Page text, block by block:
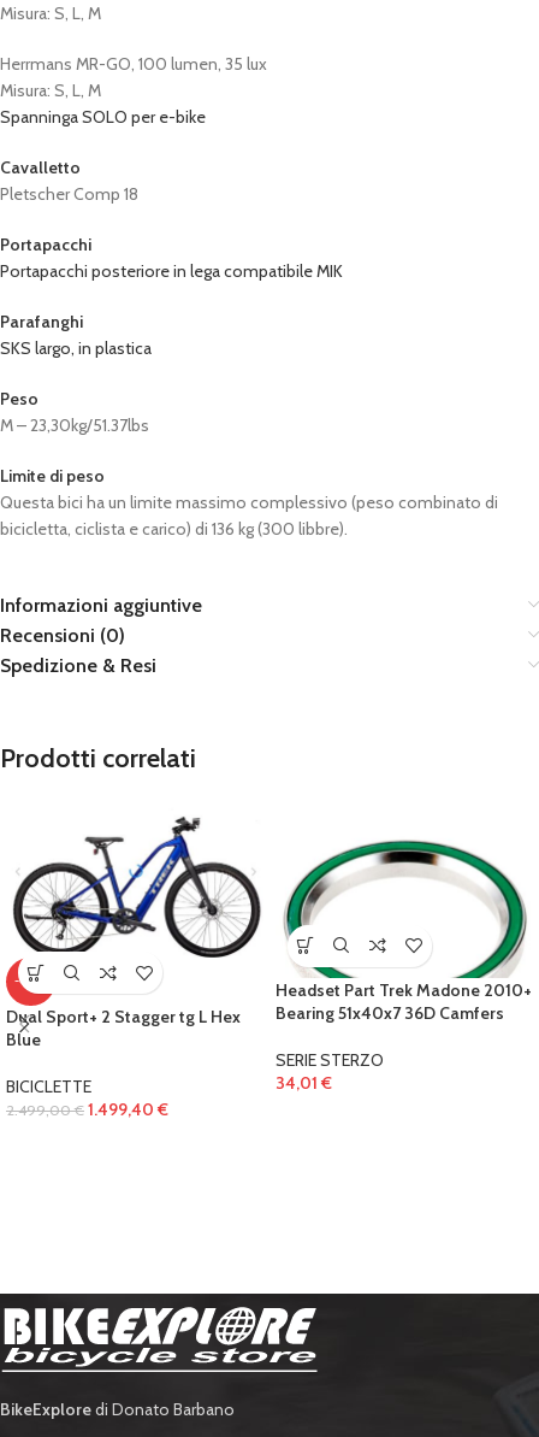
Misura: S, L, M
Herrmans MR-GO, 100 lumen, 35 lux
Misura: S, L, M
Spanninga SOLO per e-bike
Cavalletto
Pletscher Comp 18
Portapacchi
Portapacchi posteriore in lega compatibile MIK
Parafanghi
SKS largo, in plastica
Peso
M – 23,30kg/51.37lbs
Limite di peso
Questa bici ha un limite massimo complessivo (peso combinato di
bicicletta, ciclista e carico) di 136 kg (300 libbre).
Informazioni aggiuntive
Recensioni (0)
Spedizione & Resi
Prodotti correlati
-40%
Dual Sport+ 2 Stagger tg L Hex
Blue
BICICLETTE
2.499,00€ 1.499,40 €
Headset Part Trek Madone 2010+
Bearing 51x40x7 36D Camfers
SERIE STERZO
34,01 €
BikeExploredi Donato Barbano